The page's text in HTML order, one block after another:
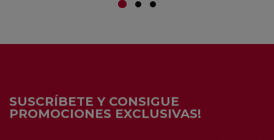
SUSCRÍBETE Y CONSIGUE
PROMOCIONES EXCLUSIVAS!